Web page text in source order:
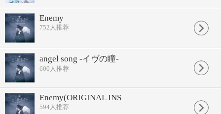
Enemy
752 人推荐
angel song -イヴの瞳-
600 人推荐
Enemy(ORIGINAL INS
594人推荐